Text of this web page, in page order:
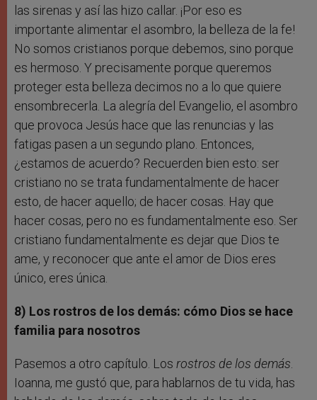
las sirenas y así las hizo callar. ¡Por eso es
importante alimentar el asombro, la belleza de la fe!
No somos cristianos porque debemos, sino porque
es hermoso. Y precisamente porque queremos
proteger esta belleza decimos no a lo que quiere
ensombrecerla. La alegría del Evangelio, el asombro
que provoca Jesús hace que las renuncias y las
fatigas pasen a un segundo plano. Entonces,
¿estamos de acuerdo? Recuerden bien esto: ser
cristiano no se trata fundamentalmente de hacer
esto, de hacer aquello; de hacer cosas. Hay que
hacer cosas, pero no es fundamentalmente eso. Ser
cristiano fundamentalmente es dejar que Dios te
ame, y reconocer que ante el amor de Dios eres
único, eres única.
8) Los rostros de los demás: cómo Dios se hace
familia para nosotros
Pasemos a otro capítulo. Los rostros de los demás
Ioanna, me gustó que, para hablarnos de tu vida, has